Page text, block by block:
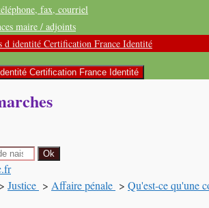
fax, courriel
maire / adjoints
d identité Certification France Identité
Certification France Identité
> Justice > Affaire pénale > Qu'est-ce qu'une